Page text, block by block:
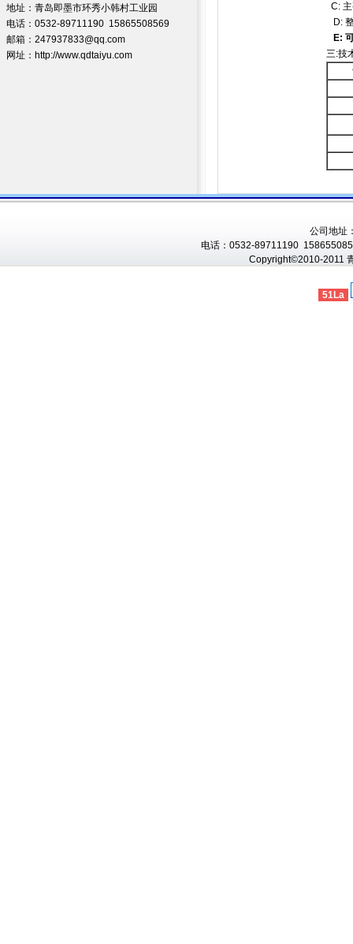
地址：青岛即墨市环秀小韩村工业园
电话：0532-89711190 15865508569
邮箱：247937833@qq.com
网址：http://www.qdtaiyu.com
C:
D:
E:
三:技
公司地址
电话：0532-89711190
Copyright©2010-2011
51La